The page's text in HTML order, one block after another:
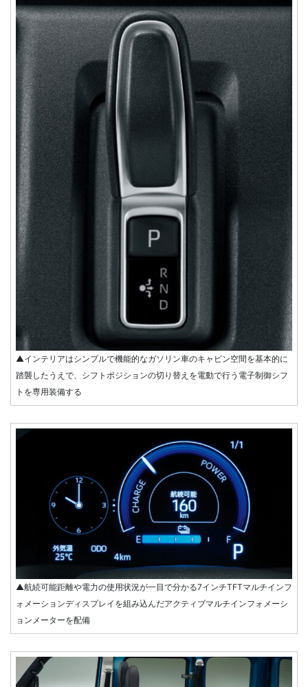
▲インテリアはシンプルで機能的なガソリン車のキャビン空間を基本的に
踏襲したうえで、シフトポジションの切り替えを電動で行う電子制御シフ
トを専用装備する
▲航続可能距離や電力の使用状況が一目で分かる7インチTFTマルチインフ
ォメーションディスプレイを組み込んだアクティブマルチインフォメーシ
ョンメーターを配備